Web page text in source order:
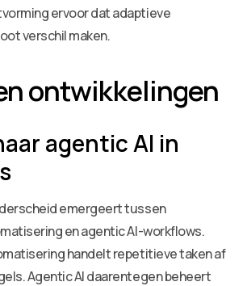
ervoor dat adaptieve
verschil maken.
ontwikkelingen
agentic AI in
emergeert tussen
en agentic AI-workflows.
handelt repetitieve taken af
Agentic AI daarentegen beheert